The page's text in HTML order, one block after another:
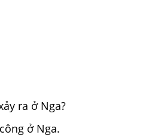
ra ở Nga?
ở Nga.